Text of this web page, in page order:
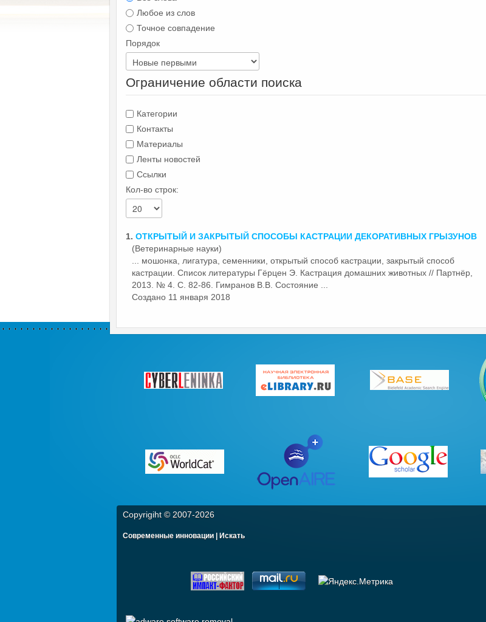
Любое из слов
Точное совпадение
Порядок
Ограничение области поиска
Категории
Контакты
Материалы
Ленты новостей
Ссылки
Кол-во строк:
1. ОТКРЫТЫЙ И ЗАКРЫТЫЙ СПОСОБЫ КАСТРАЦИИ ДЕКОРАТИВНЫХ ГРЫЗУНОВ
(Ветеринарные науки)
... мошонка, лигатура, семенники, открытый способ кастрации, закрытый способ
кастрации. Список литературы Гёрцен Э. Кастрация домашних животных // Партнёр,
2013. № 4. С. 82-86. Гимранов В.В. Состояние ...
Создано 11 января 2018
Copyrigiht © 2007-2026
Современные инновации | Искать